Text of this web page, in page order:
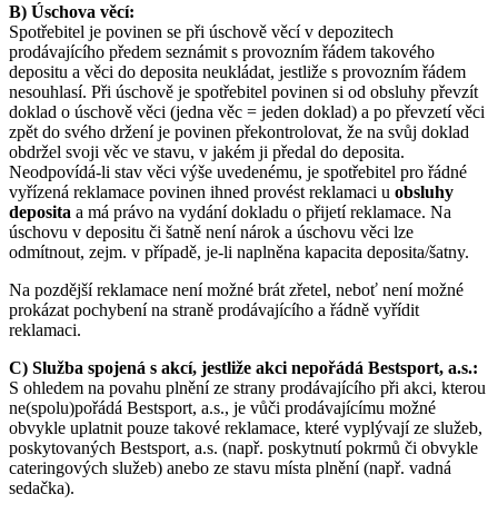
B) Úschova věcí:
Spotřebitel je povinen se při úschově věcí v depozitech
prodávajícího předem seznámit s provozním řádem takového
depositu a věci do deposita neukládat, jestliže s provozním řádem
nesouhlasí. Při úschově je spotřebitel povinen si od obsluhy převzít
doklad o úschově věci (jedna věc = jeden doklad) a po převzetí věci
zpět do svého držení je povinen překontrolovat, že na svůj doklad
obdržel svoji věc ve stavu, v jakém ji předal do deposita.
Neodpovídá-li stav věci výše uvedenému, je spotřebitel pro řádné
vyřízená reklamace povinen ihned provést reklamaci u obsluhy
deposita a má právo na vydání dokladu o přijetí reklamace. Na
úschovu v depositu či šatně není nárok a úschovu věci lze
odmítnout, zejm. v případě, je-li naplněna kapacita deposita/šatny.
Na pozdější reklamace není možné brát zřetel, neboť není možné
prokázat pochybení na straně prodávajícího a řádně vyřídit
reklamaci.
C) Služba spojená s akcí, jestliže akci nepořádá Bestsport, a.s.:
S ohledem na povahu plnění ze strany prodávajícího při akci, kterou
ne(spolu)pořádá Bestsport, a.s., je vůči prodávajícímu možné
obvykle uplatnit pouze takové reklamace, které vyplývají ze služeb,
poskytovaných Bestsport, a.s. (např. poskytnutí pokrmů či obvykle
cateringových služeb) anebo ze stavu místa plnění (např. vadná
sedačka).